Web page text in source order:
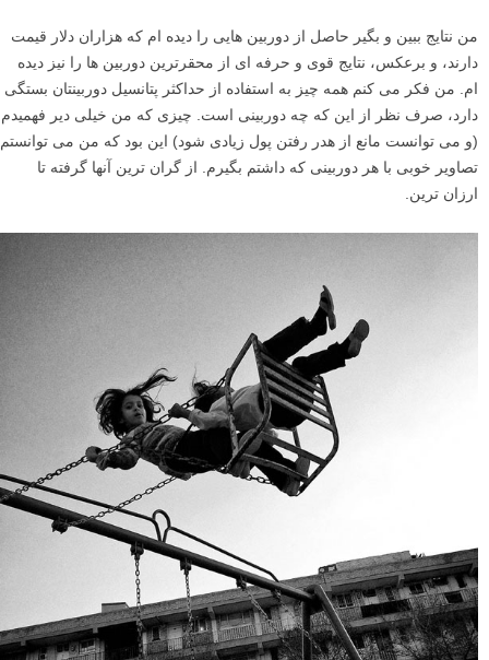
من نتایج ببین و بگیر حاصل از دوربین هایی را دیده ام که هزاران دلار قیمت
دارند، و برعکس، نتایج قوی و حرفه ای از محقرترین دوربین ها را نیز دیده
ام. من فکر می کنم همه چیز به استفاده از حداکثر پتانسیل دوربینتان بستگی
دارد، صرف نظر از این که چه دوربینی است. چیزی که من خیلی دیر فهمیدم
(و می توانست مانع از هدر رفتن پول زیادی شود) این بود که من می توانستم
تصاویر خوبی با هر دوربینی که داشتم بگیرم. از گران ترین آنها گرفته تا
ارزان ترین.